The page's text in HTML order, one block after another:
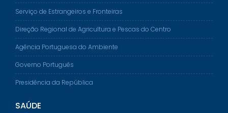
Serviço de Estrangeiros e Fronteiras
Direção Regional de Agricultura e Pescas do Centro
Agência Portuguesa do Ambiente
Governo Português
Presidência da República
SAÚDE